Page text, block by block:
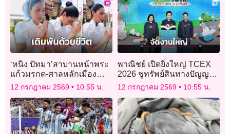
‘หนิง ปัทมา’สาบานหน้าพระ
แก้วมรกต-ศาลหลักเมือง
ปฏิเสธปมเมียน้อย สาปแช่ง
คนใส่ร้ายให้วิบัติล่มจม
12 กรกฎาคม 2569 10:55 น.
พาณิชย์ เปิดยิ่งใหญ่ TCEX
2026 ชูทรัพย์สินทางปัญญา
ต่อยอดไอเดียธุรกิจ เจรจา
ธุรกิจ 500 ล้าน
12 กรกฎาคม 2569 10:55 น.